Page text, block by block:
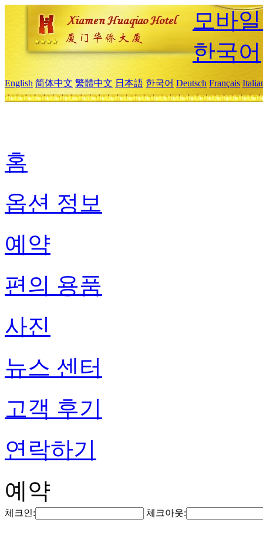
모바
한국어
English 简体中文 繁體中文 日本語 한국어 Deutsch Français
홈
옵션 정보
예약
편의 용품
사진
뉴스 센터
고객 후기
연락하기
예약
체크인: 체크아웃: